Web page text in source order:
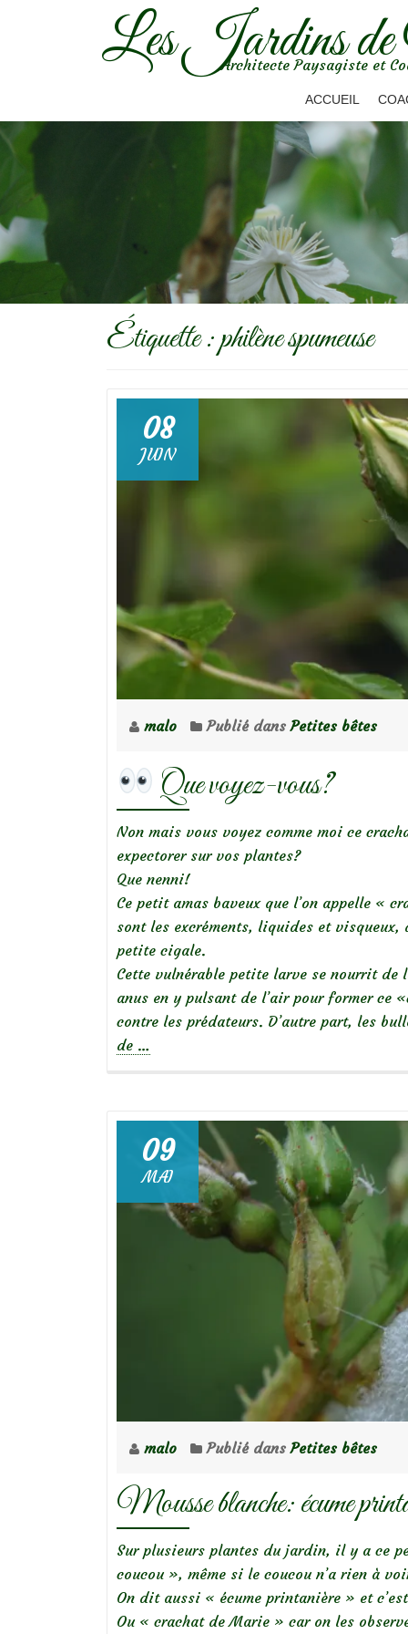
Les Jardins
Architecte Paysagiste et
ACCUEIL
Étiquette :philène spumeuse
08
JUIN
malo Publié dansPetites bêtes
Que voyez-vous?
Non mais vous voyez comme moi ce
expectorer sur vos plantes?
Que nenni!
Ce petit amas baveux que l’on appelle «
sont les excréments, liquides et visqueux,
petite cigale.
Cette vulnérable petite larve se nourrit de
anus en y pulsant de l’air pour former ce
contre les prédateurs. D’autre part, les
de à
Que
voyez-
vous?
…
09
MAI
malo Publié dansPetites bêtes
Mousse blanche: écume
Sur plusieurs plantes du jardin, il y a ce
coucou », même si le coucou n’a rien à
On dit aussi « écume printanière » et
Ou « crachat de Marie » car on les